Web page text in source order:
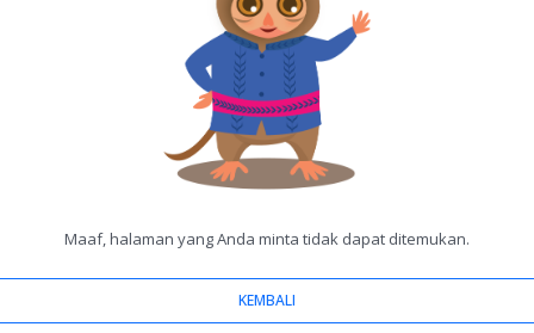
Maaf, halaman yang Anda minta tidak dapat ditemukan.
KEMBALI